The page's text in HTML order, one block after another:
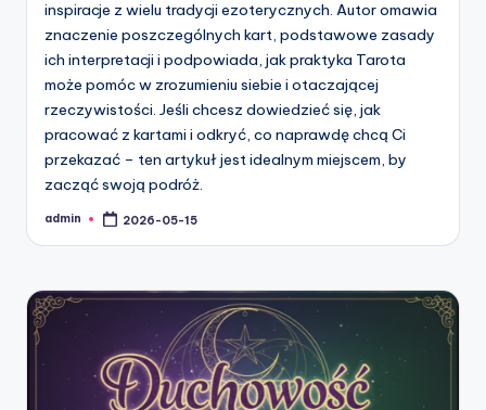
inspiracje z wielu tradycji ezoterycznych. Autor omawia
znaczenie poszczególnych kart, podstawowe zasady
ich interpretacji i podpowiada, jak praktyka Tarota
może pomóc w zrozumieniu siebie i otaczającej
rzeczywistości. Jeśli chcesz dowiedzieć się, jak
pracować z kartami i odkryć, co naprawdę chcą Ci
przekazać – ten artykuł jest idealnym miejscem, by
zacząć swoją podróż.
Posted
admin 2026-05-15